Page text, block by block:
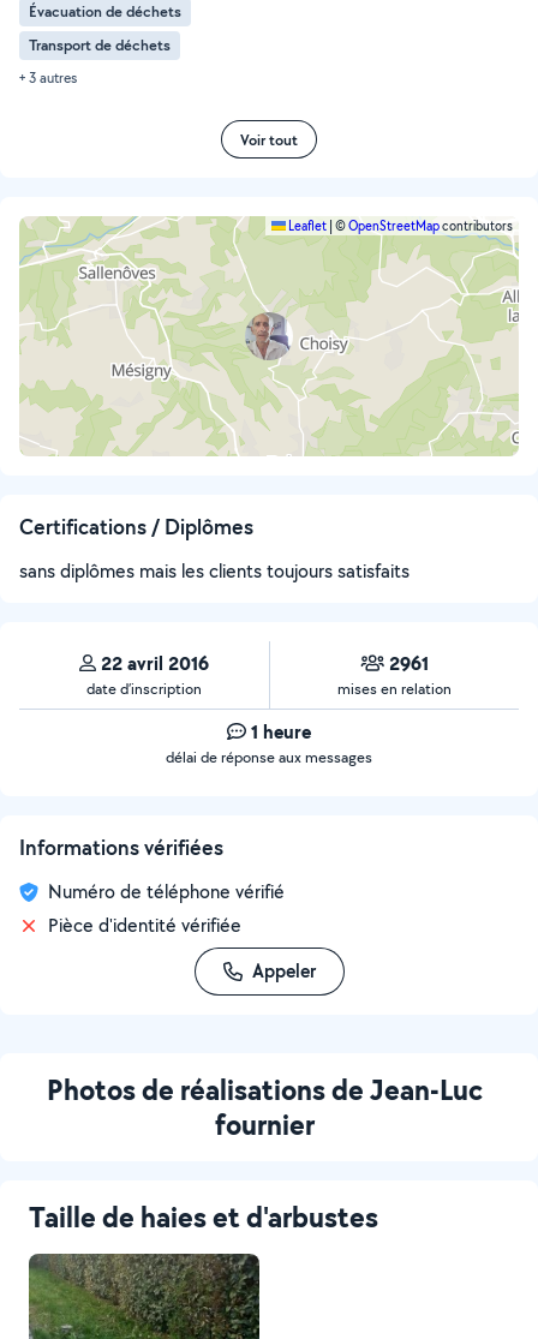
Évacuation de déchets
Transport de déchets
+ 3 autres
Voir tout
Leaflet ©OpenStreetMapcontributors
Certifications / Diplômes
sans diplômes mais les clients toujours satisfaits
22 avril 2016
date d’inscription
2961
mises en relation
1 heure
délai de réponse aux messages
Informations vérifiées
Numéro de téléphone vérifié
Pièce d'identité vérifiée
Appeler
Photos de réalisations de Jean-Luc
fournier
Taille de haies et d'arbustes